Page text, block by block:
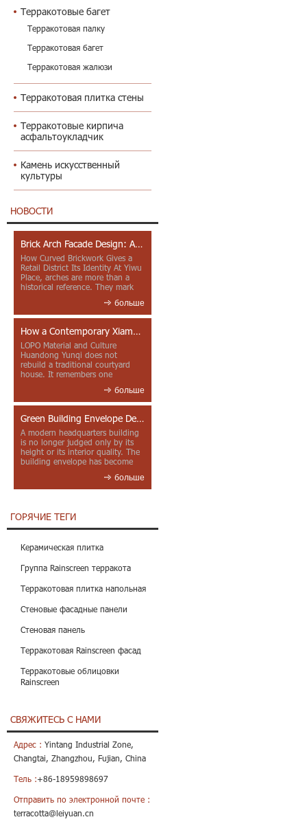
Терракотовые багет
Терракотовая палку
Терракотовая багет
Терракотовая жалюзи
Терракотовая плитка стены
Терракотовые кирпича
асфальтоукладчик
Камень искусственный
культуры
НОВОСТИ
Brick Arch Facade Design: A Closer Look at Yiwu Place
How Curved Brickwork Gives a
Retail District Its Identity At Yiwu
Place, arches are more than a
historical reference. They mark
больше
How a Contemporary Xiamen Project Reframes Minnan Red Brick
LOPO Material and Culture
Huandong Yunqi does not
rebuild a traditional courtyard
house. It remembers one
больше
Green Building Envelope Design: Clay Sunscreen Fins for Modern Headquarters Architecture
A modern headquarters building
is no longer judged only by its
height or its interior quality. The
building envelope has become
больше
ГОРЯЧИЕ ТЕГИ
Керамическая плитка
Группа Rainscreen терракота
Терракотовая плитка напольная
Стеновые фасадные панели
Стеновая панель
Терракотовая Rainscreen фасад
Терракотовые облицовки
Rainscreen
СВЯЖИТЕСЬ С НАМИ
Адрес : Yintang Industrial Zone,
Changtai, Zhangzhou, Fujian, China
Тель :+86-18959898697
Отправить по электронной почте :
terracotta@leiyuan.cn